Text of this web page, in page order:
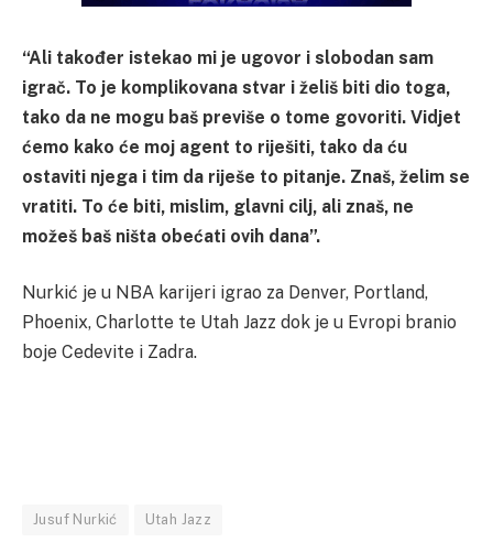
“Ali također istekao mi je ugovor i slobodan sam
igrač. To je komplikovana stvar i želiš biti dio toga,
tako da ne mogu baš previše o tome govoriti. Vidjet
ćemo kako će moj agent to riješiti, tako da ću
ostaviti njega i tim da riješe to pitanje. Znaš, želim se
vratiti. To će biti, mislim, glavni cilj, ali znaš, ne
možeš baš ništa obećati ovih dana”.
Nurkić je u NBA karijeri igrao za Denver, Portland,
Phoenix, Charlotte te Utah Jazz dok je u Evropi branio
boje Cedevite i Zadra.
Jusuf Nurkić Utah Jazz